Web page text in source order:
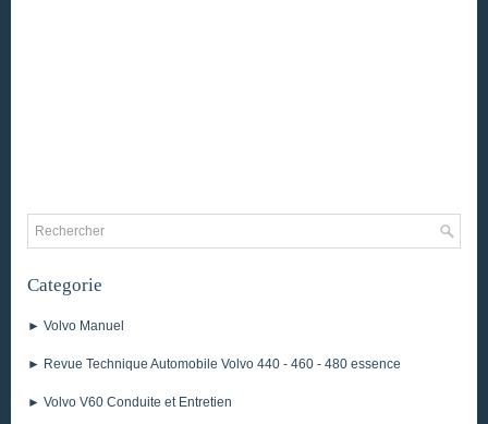
Categorie
► Volvo Manuel
► Revue Technique Automobile Volvo 440 - 460 - 480 essence
► Volvo V60 Conduite et Entretien